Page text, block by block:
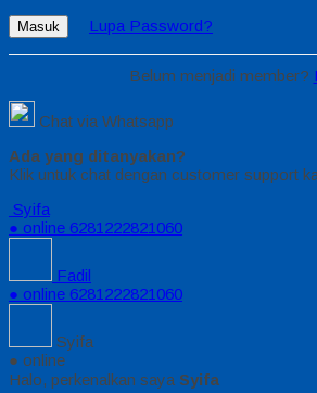
Masuk Lupa Password?
Belum menjadi member?
Chat via Whatsapp
Ada yang ditanyakan?
Klik untuk chat dengan customer support
Syifa
● online 6281222821060
Fadil
● online 6281222821060
Syifa
● online
Halo, perkenalkan saya Syifa